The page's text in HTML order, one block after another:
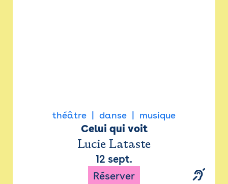
théâtre danse musique
Celui qui voit
Lucie Lataste
12 sept.
Réserver